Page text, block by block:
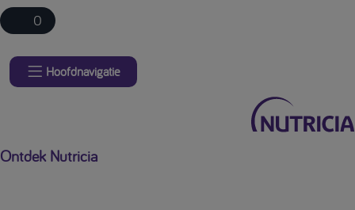
0
Hoofdnavigatie
Ontdek Nutricia